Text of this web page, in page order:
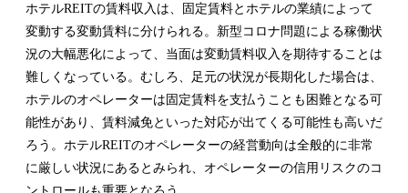
ホテルREITの賃料収入は、固定賃料とホテルの業績によって
変動する変動賃料に分けられる。新型コロナ問題による稼働状
況の大幅悪化によって、当面は変動賃料収入を期待することは
難しくなっている。むしろ、足元の状況が長期化した場合は、
ホテルのオペレーターは固定賃料を支払うことも困難となる可
能性があり、賃料減免といった対応が出てくる可能性も高いだ
ろう。ホテルREITのオペレーターの経営動向は全般的に非常
に厳しい状況にあるとみられ、オペレーターの信用リスクのコ